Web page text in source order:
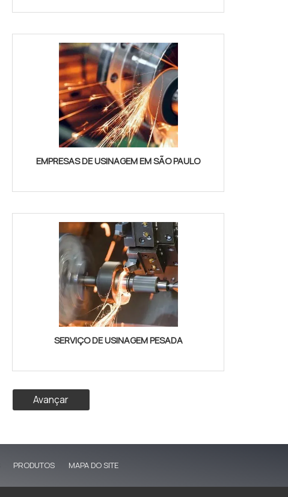
EMPRESAS DE USINAGEM EM SÃO PAULO
SERVIÇO DE USINAGEM PESADA
Avançar
PRODUTOS MAPA DO SITE